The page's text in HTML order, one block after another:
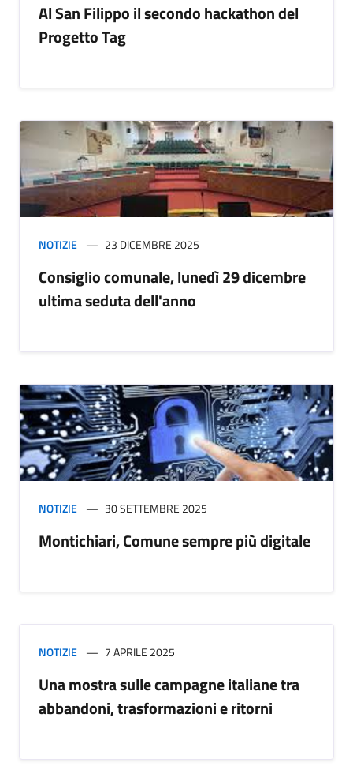
Al San Filippo il secondo hackathon del
Progetto Tag
NOTIZIE 23 DICEMBRE 2025
Consiglio comunale, lunedì 29 dicembre
ultima seduta dell'anno
NOTIZIE 30 SETTEMBRE 2025
Montichiari, Comune sempre più digitale
NOTIZIE 7 APRILE 2025
Una mostra sulle campagne italiane tra
abbandoni, trasformazioni e ritorni